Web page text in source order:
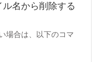
名から削除する
場合は、以下のコマ